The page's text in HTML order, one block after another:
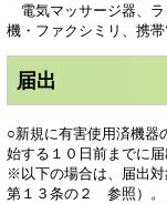
電気マッサージ器、ラ
機・ファクシミリ、携
届出
○新規に有害使用済機器
始する１０日前までに
※以下の場合は、届出対
第１３条の２ 参照）。